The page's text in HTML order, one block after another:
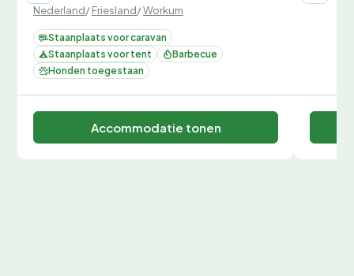
Nederland/Friesland/Workum
Staanplaats voor caravan
Staanplaats voor tent
Barbecue
Honden toegestaan
Accommodatie tonen